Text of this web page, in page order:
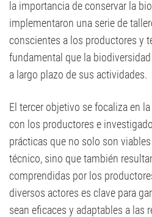
la importancia de conservar la
implementaron una serie de
conscientes a los productores y
fundamental que la
a largo plazo de sus actividades.
El tercer objetivo se focaliza en
con los productores e
prácticas que no solo son
técnico, sino que también
comprendidas por los
diversos actores es clave para
sean eficaces y adaptables a las